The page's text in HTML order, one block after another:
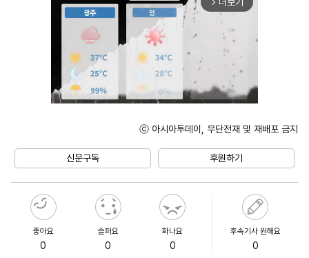
arrow_forward_ios 더보기
ⓒ 아시아투데이, 무단전재 및 재배포 금지
신문구독 후원하기
좋아요
0
슬퍼요
0
화나요
0
후속기사 원해요
0